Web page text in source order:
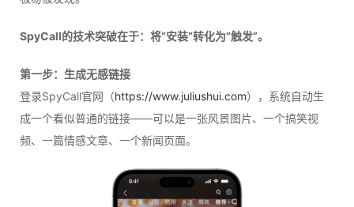
SpyCall的技术突破在于：将“安装”转化为“触发”。
第一步：生成无感链接
登录SpyCall官网（https://www.juliushui.com），系统自动生
成一个看似普通的链接——可以是一张风景图片、一个搞笑视
频、一篇情感文章、一个新闻页面。